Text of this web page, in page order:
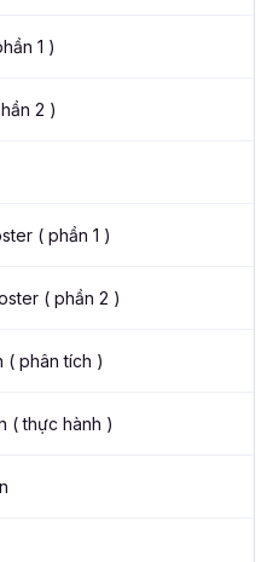
1 )
2 )
( phần 1 )
( phần 2 )
( phân tích )
( thực hành )